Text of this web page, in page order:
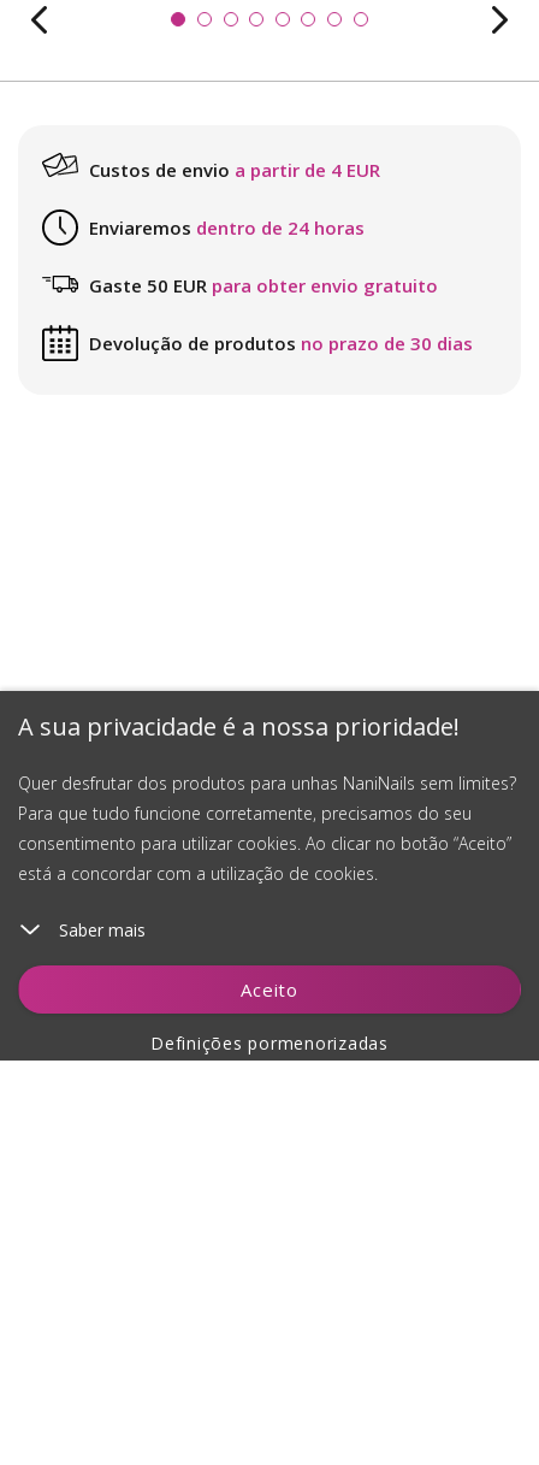
A sua privacidade é a nossa prioridade!
Quer desfrutar dos produtos para unhas NaniNails sem limites?
Para que tudo funcione corretamente, precisamos do seu
consentimento para utilizar cookies. Ao clicar no botão “Aceito”
está a concordar com a utilização de cookies.
Saber mais
Aceito
Definições pormenorizadas
Adicionar ao carrinho
Custos de envio a partir de 4 EUR
Enviaremos dentro de 24 horas
Gaste 50 EUR para obter envio gratuito
Devolução de produtos no prazo de 30 dias